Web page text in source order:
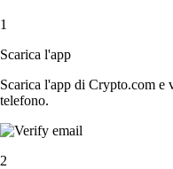
1
Scarica l'app
Scarica l'app di Crypto.com e
telefono.
2